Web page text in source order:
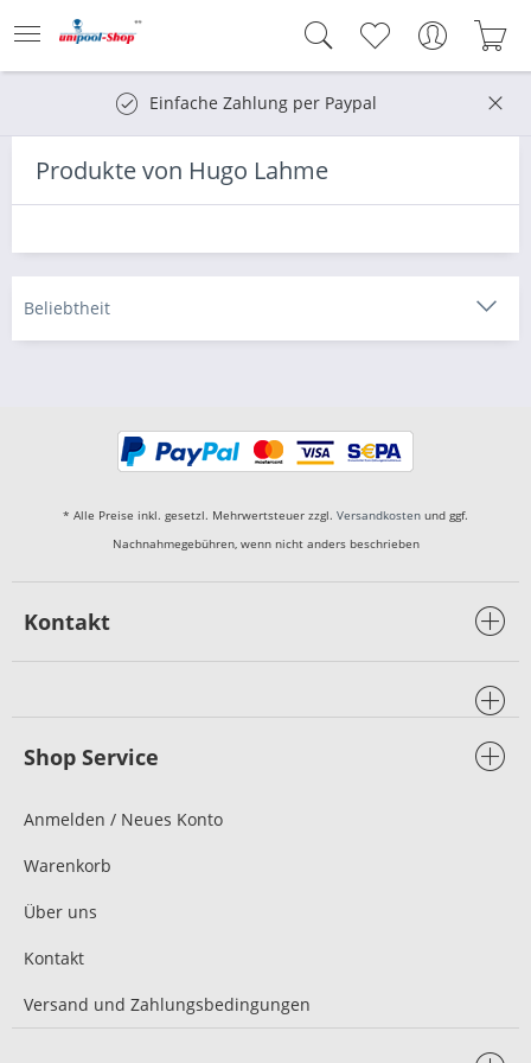
Einfache Zahlung per Paypal
Produkte von Hugo Lahme
* Alle Preise inkl. gesetzl. Mehrwertsteuer zzgl. Versandkosten und ggf.
Nachnahmegebühren, wenn nicht anders beschrieben
Kontakt
Shop Service
Anmelden / Neues Konto
Warenkorb
Über uns
Kontakt
Versand und Zahlungsbedingungen